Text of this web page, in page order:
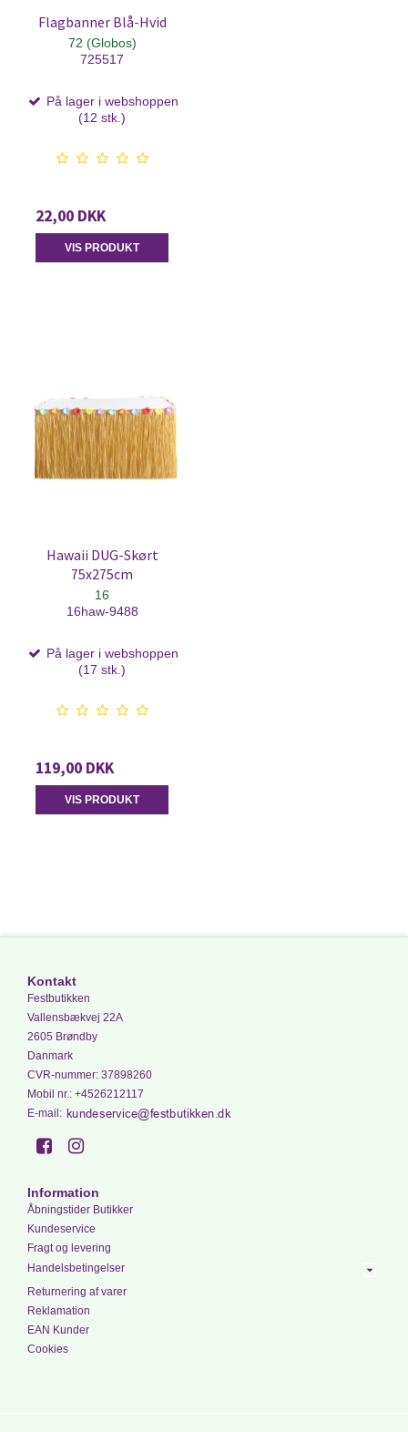
Flagbanner Blå-Hvid
72 (Globos)
725517
På lager i webshoppen
(12 stk.)
22,00 DKK
VIS PRODUKT
Hawaii DUG-Skørt
75x275cm
16
16haw-9488
På lager i webshoppen
(17 stk.)
119,00 DKK
VIS PRODUKT
Kontakt
Festbutikken
Vallensbækvej 22A
2605 Brøndby
Danmark
CVR-nummer: 37898260
Mobil nr.: +4526212117
E-mail :
Information
Åbningstider Butikker
Kundeservice
Fragt og levering
Handelsbetingelser
Returnering af varer
Reklamation
EAN Kunder
Cookies